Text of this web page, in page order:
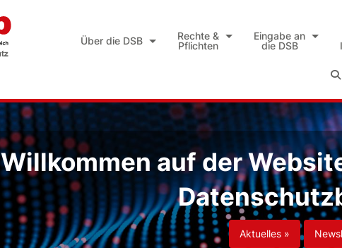
Über die DSB
Rechte &
Pflichten
Eingabe an
die DSB
Willkommen auf der
Aktuelles »